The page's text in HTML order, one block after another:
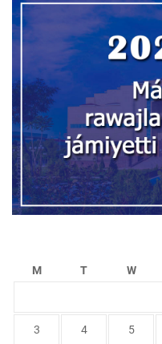
M T W
3 4 5